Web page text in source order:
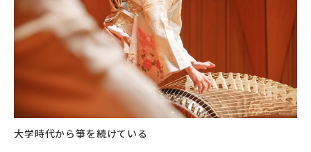
大学時代から箏を続けている